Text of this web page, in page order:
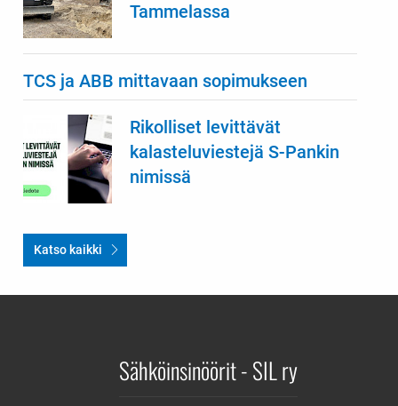
Tammelassa
TCS ja ABB mittavaan sopimukseen
Rikolliset levittävät
kalasteluviestejä S-Pankin
nimissä
Katso kaikki
Sähköinsinöörit - SIL ry